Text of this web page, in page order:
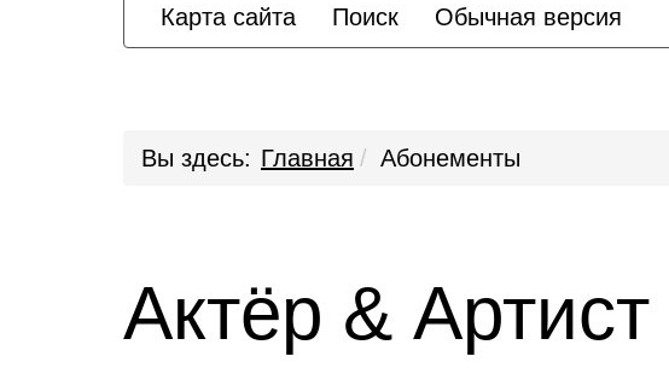
Карта сайта Поиск Обычная версия
Вы здесь: Главная Абонементы
Актёр & Артист